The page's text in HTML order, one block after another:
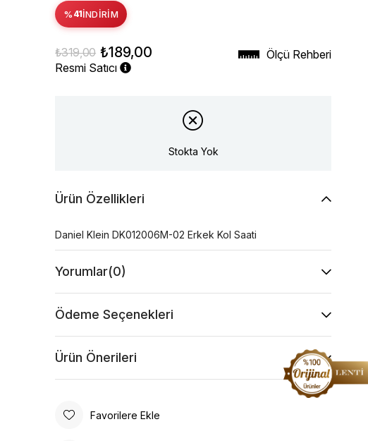
% 41İNDIRIM
₺319,00 ₺189,00
Resmi Satıcı
Ölçü Rehberi
Stokta Yok
Ürün Özellikleri
Daniel Klein DK012006M-02 Erkek Kol Saati
Yorumlar(0)
Ödeme Seçenekleri
Ürün Önerileri
Favorilere Ekle